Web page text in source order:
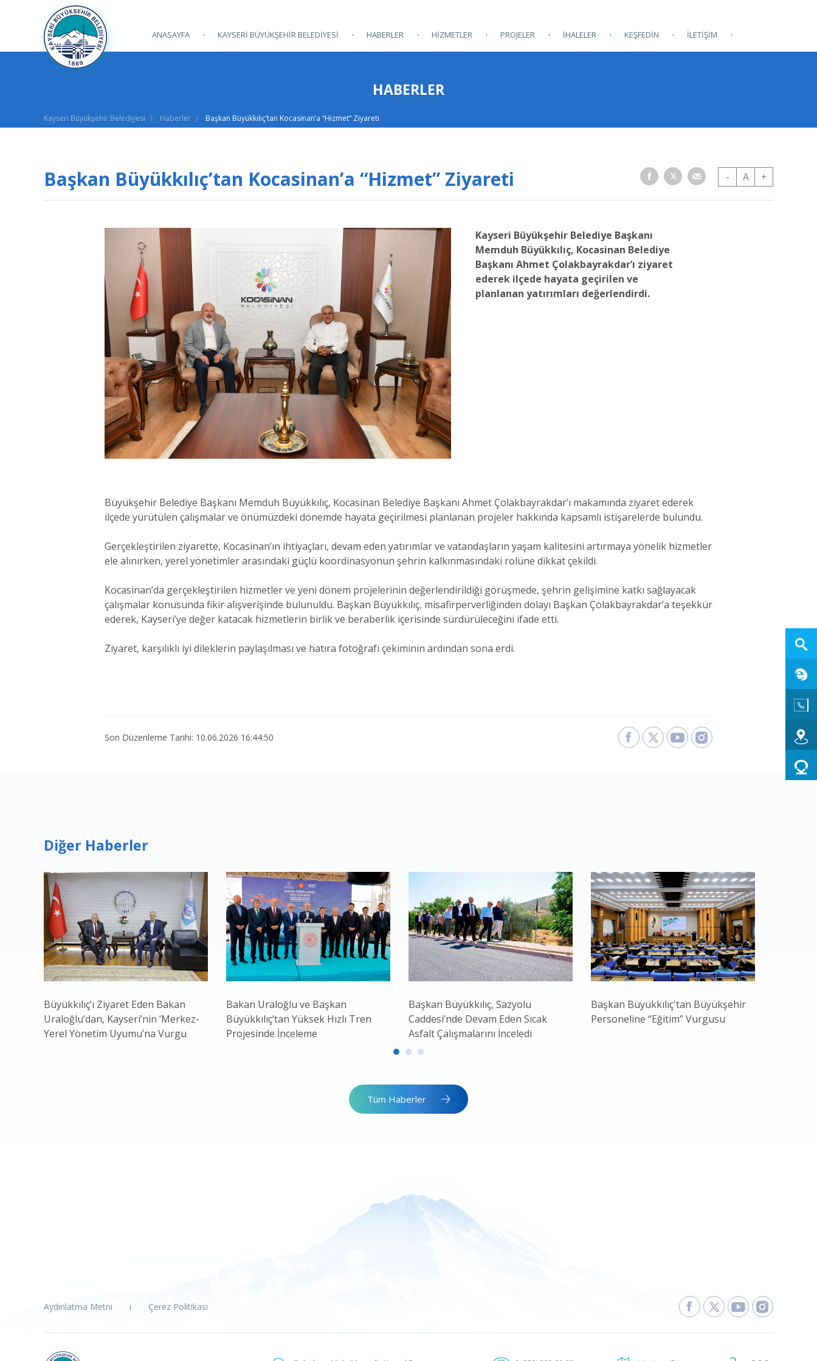
ANASAYFA KAYSERİ BÜYÜKŞEHİR BELEDİYESİ HABERLER HİZMETLER PROJELER İHALELER KEŞFEDİN İLETİŞİM
HABERLER
Kayseri Büyükşehir Belediyesi Haberler Başkan Büyükkılıç’tan Kocasinan’a “Hizmet” Ziyareti
Başkan Büyükkılıç’tan Kocasinan’a “Hizmet” Ziyareti - A +
Kayseri Büyükşehir Belediye Başkanı
Memduh Büyükkılıç, Kocasinan Belediye
Başkanı Ahmet Çolakbayrakdar’ı ziyaret
ederek ilçede hayata geçirilen ve
planlanan yatırımları değerlendirdi.
Büyükşehir Belediye Başkanı Memduh Büyükkılıç, Kocasinan Belediye Başkanı Ahmet Çolakbayrakdar’ı makamında ziyaret ederek
ilçede yürütülen çalışmalar ve önümüzdeki dönemde hayata geçirilmesi planlanan projeler hakkında kapsamlı istişarelerde bulundu.
Gerçekleştirilen ziyarette, Kocasinan’ın ihtiyaçları, devam eden yatırımlar ve vatandaşların yaşam kalitesini artırmaya yönelik hizmetler
ele alınırken, yerel yönetimler arasındaki güçlü koordinasyonun şehrin kalkınmasındaki rolüne dikkat çekildi.
Kocasinan’da gerçekleştirilen hizmetler ve yeni dönem projelerinin değerlendirildiği görüşmede, şehrin gelişimine katkı sağlayacak
çalışmalar konusunda fikir alışverişinde bulunuldu. Başkan Büyükkılıç, misafirperverliğinden dolayı Başkan Çolakbayrakdar’a teşekkür
ederek, Kayseri’ye değer katacak hizmetlerin birlik ve beraberlik içerisinde sürdürüleceğini ifade etti.
Ziyaret, karşılıklı iyi dileklerin paylaşılması ve hatıra fotoğrafı çekiminin ardından sona erdi.
Son Düzenleme Tarihi: 10.06.2026 16:44:50
Diğer Haberler
Büyükkılıç’ı Ziyaret Eden Bakan
Uraloğlu’dan, Kayseri’nin ‘Merkez-
Yerel Yönetim Uyumu’na Vurgu
Bakan Uraloğlu ve Başkan
Büyükkılıç’tan Yüksek Hızlı Tren
Projesinde İnceleme
Başkan Büyükkılıç, Sazyolu
Caddesi’nde Devam Eden Sıcak
Asfalt Çalışmalarını İnceledi
Başkan Büyükkılıç'tan Büyükşehir
Personeline “Eğitim” Vurgusu
Tüm Haberler
Aydınlatma Metni Çerez Politikası